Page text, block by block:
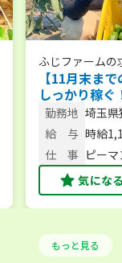
ふじファームの
【11月末ま
しっかり稼
朝から働く
談可／未経験
勤務地 埼玉
給 与 時給
仕 事 ピー
業全般
気にな
もっと見る